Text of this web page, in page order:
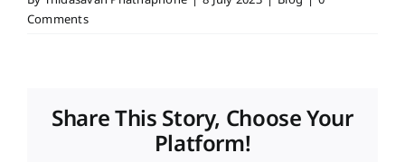
Comments
Share This Story, Choose Your
Platform!